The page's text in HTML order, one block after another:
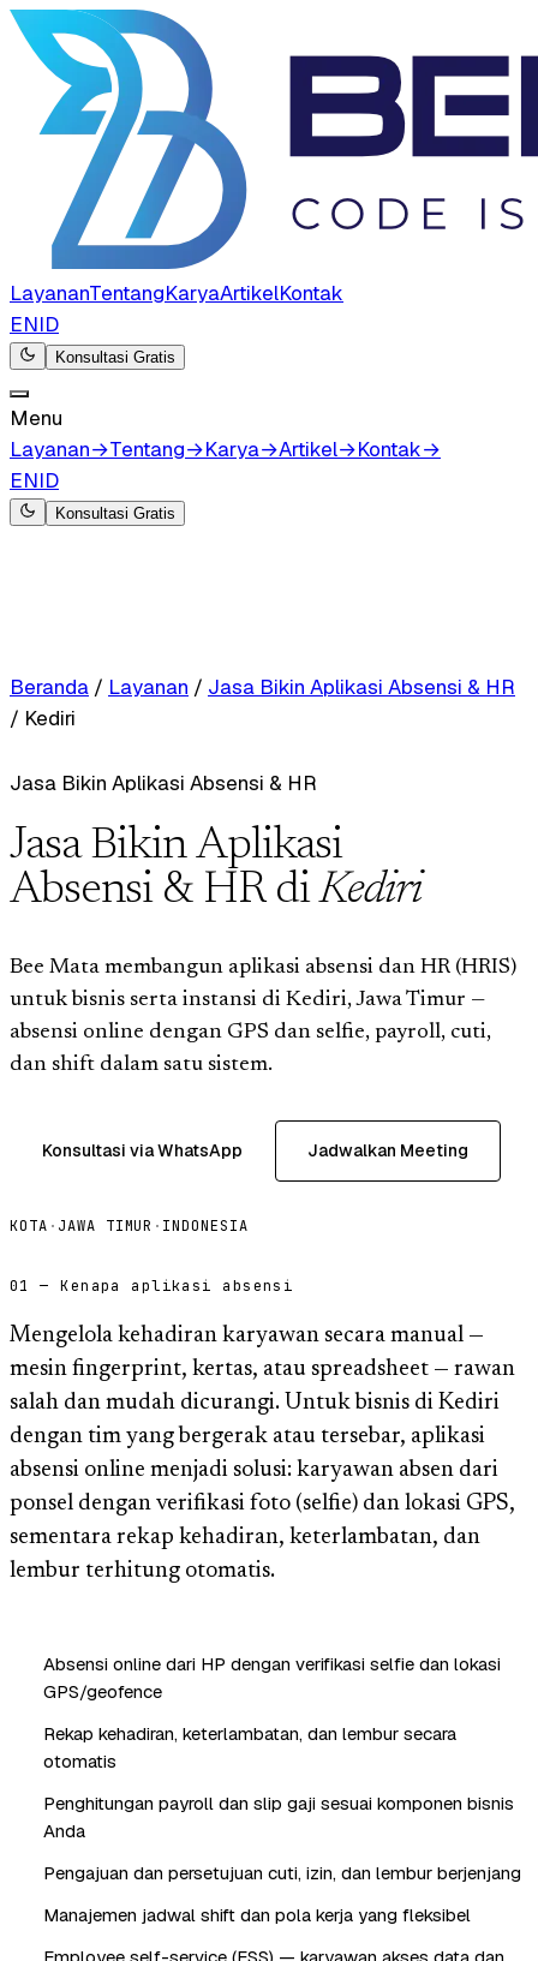
LayananTentangKaryaArtikelKontak
ENID
Konsultasi Gratis
Menu
Layanan→Tentang→Karya→Artikel→Kontak→
ENID
Konsultasi Gratis
Beranda / Layanan / Jasa Bikin Aplikasi Absensi & HR
/ Kediri
Jasa Bikin Aplikasi Absensi & HR
Jasa Bikin Aplikasi
Absensi & HR diKediri
Bee Mata membangun aplikasi absensi dan HR (HRIS)
untuk bisnis serta instansi di Kediri, Jawa Timur —
absensi online dengan GPS dan selfie, payroll, cuti,
dan shift dalam satu sistem.
Konsultasi via WhatsApp Jadwalkan Meeting
KOTA · JAWA TIMUR · INDONESIA
01 — Kenapa aplikasi absensi
Mengelola kehadiran karyawan secara manual —
mesin fingerprint, kertas, atau spreadsheet — rawan
salah dan mudah dicurangi. Untuk bisnis di Kediri
dengan tim yang bergerak atau tersebar, aplikasi
absensi online menjadi solusi: karyawan absen dari
ponsel dengan verifikasi foto (selfie) dan lokasi GPS,
sementara rekap kehadiran, keterlambatan, dan
lembur terhitung otomatis.
Absensi online dari HP dengan verifikasi selfie dan lokasi
GPS/geofence
Rekap kehadiran, keterlambatan, dan lembur secara
otomatis
Penghitungan payroll dan slip gaji sesuai komponen bisnis
Anda
Pengajuan dan persetujuan cuti, izin, dan lembur berjenjang
Manajemen jadwal shift dan pola kerja yang fleksibel
Employee self-service (ESS) — karyawan akses data dan